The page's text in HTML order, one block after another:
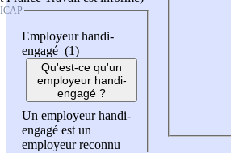
Employeur handi-
engagé (1)
Qu'est-ce qu'un
employeur handi-
engagé ?
Un employeur handi-
engagé est un
employeur reconnu